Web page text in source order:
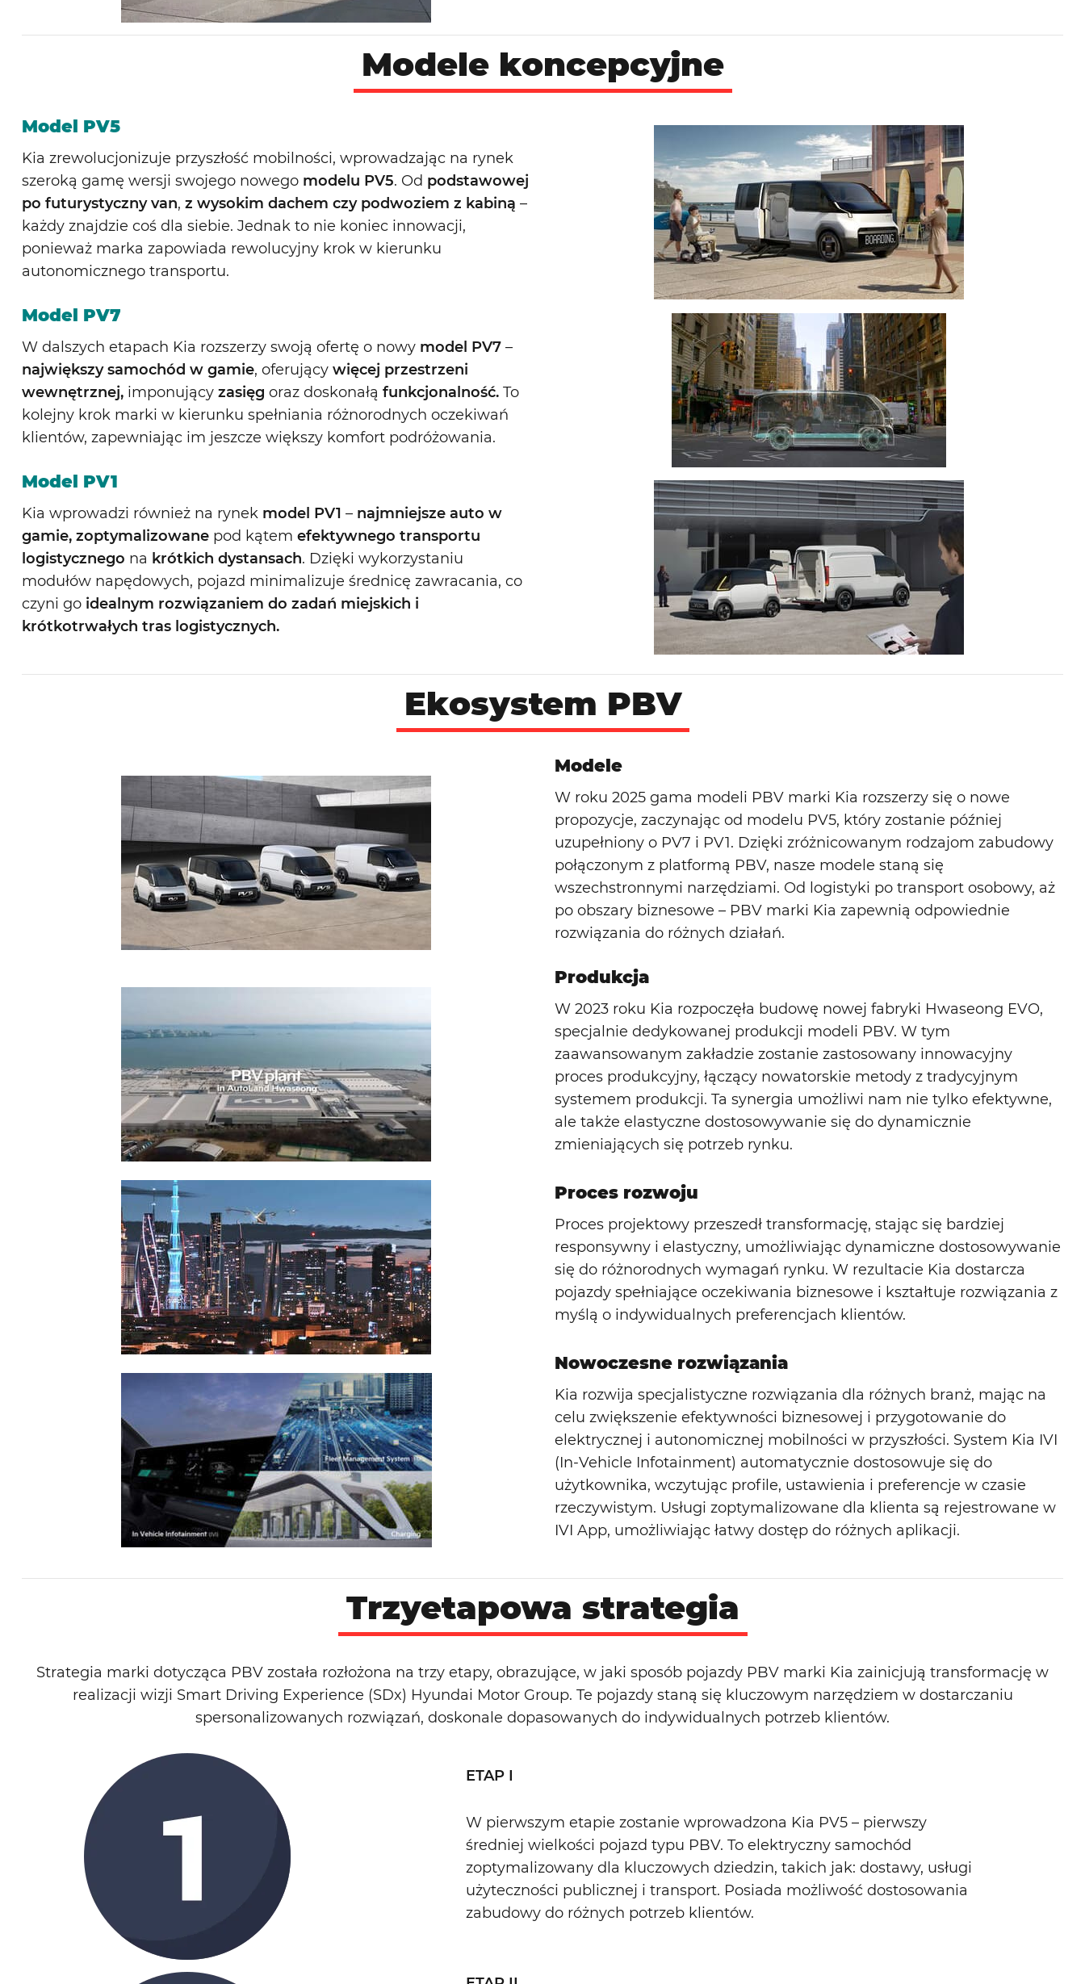
Modele koncepcyjne
Model PV5
Kia zrewolucjonizuje przyszłość mobilności, wprowadzając na rynek
szeroką gamę wersji swojego nowego modelu PV5. Od podstawowej
po futurystyczny van, z wysokim dachem czy podwoziem z kabiną –
każdy znajdzie coś dla siebie. Jednak to nie koniec innowacji,
ponieważ marka zapowiada rewolucyjny krok w kierunku
autonomicznego transportu.
Model PV7
W dalszych etapach Kia rozszerzy swoją ofertę o nowy model PV7 –
największy samochód w gamie, oferujący więcej przestrzeni
wewnętrznej, imponujący zasięg oraz doskonałą funkcjonalność. To
kolejny krok marki w kierunku spełniania różnorodnych oczekiwań
klientów, zapewniając im jeszcze większy komfort podróżowania.
Model PV1
Kia wprowadzi również na rynek model PV1 – najmniejsze auto w
gamie, zoptymalizowane pod kątem efektywnego transportu
logistycznego na krótkich dystansach. Dzięki wykorzystaniu
modułów napędowych, pojazd minimalizuje średnicę zawracania, co
czyni go idealnym rozwiązaniem do zadań miejskich i
krótkotrwałych tras logistycznych.
Ekosystem PBV
Modele
W roku 2025 gama modeli PBV marki Kia rozszerzy się o nowe
propozycje, zaczynając od modelu PV5, który zostanie później
uzupełniony o PV7 i PV1. Dzięki zróżnicowanym rodzajom zabudowy
połączonym z platformą PBV, nasze modele staną się
wszechstronnymi narzędziami. Od logistyki po transport osobowy, aż
po obszary biznesowe – PBV marki Kia zapewnią odpowiednie
rozwiązania do różnych działań.
Produkcja
W 2023 roku Kia rozpoczęła budowę nowej fabryki Hwaseong EVO,
specjalnie dedykowanej produkcji modeli PBV. W tym
zaawansowanym zakładzie zostanie zastosowany innowacyjny
proces produkcyjny, łączący nowatorskie metody z tradycyjnym
systemem produkcji. Ta synergia umożliwi nam nie tylko efektywne,
ale także elastyczne dostosowywanie się do dynamicznie
zmieniających się potrzeb rynku.
Proces rozwoju
Proces projektowy przeszedł transformację, stając się bardziej
responsywny i elastyczny, umożliwiając dynamiczne dostosowywanie
się do różnorodnych wymagań rynku. W rezultacie Kia dostarcza
pojazdy spełniające oczekiwania biznesowe i kształtuje rozwiązania z
myślą o indywidualnych preferencjach klientów.
Nowoczesne rozwiązania
Kia rozwija specjalistyczne rozwiązania dla różnych branż, mając na
celu zwiększenie efektywności biznesowej i przygotowanie do
elektrycznej i autonomicznej mobilności w przyszłości. System Kia IVI
(In-Vehicle Infotainment) automatycznie dostosowuje się do
użytkownika, wczytując profile, ustawienia i preferencje w czasie
rzeczywistym. Usługi zoptymalizowane dla klienta są rejestrowane w
IVI App, umożliwiając łatwy dostęp do różnych aplikacji.
Trzyetapowa strategia
Strategia marki dotycząca PBV została rozłożona na trzy etapy, obrazujące, w jaki sposób pojazdy PBV marki Kia zainicjują transformację w
realizacji wizji Smart Driving Experience (SDx) Hyundai Motor Group. Te pojazdy staną się kluczowym narzędziem w dostarczaniu
spersonalizowanych rozwiązań, doskonale dopasowanych do indywidualnych potrzeb klientów.
ETAP I
W pierwszym etapie zostanie wprowadzona Kia PV5 – pierwszy
średniej wielkości pojazd typu PBV. To elektryczny samochód
zoptymalizowany dla kluczowych dziedzin, takich jak: dostawy, usługi
użyteczności publicznej i transport. Posiada możliwość dostosowania
zabudowy do różnych potrzeb klientów.